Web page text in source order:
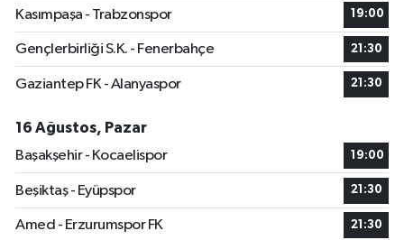
Kasımpaşa - Trabzonspor 19:00
Gençlerbirliği S.K. - Fenerbahçe 21:30
Gaziantep FK - Alanyaspor 21:30
16 Ağustos, Pazar
Başakşehir - Kocaelispor
19:00
Beşiktaş - Eyüpspor 21:30
Amed - Erzurumspor FK 21:30